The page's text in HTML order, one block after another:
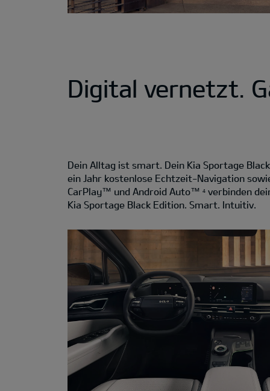
Digital vernetzt.
Dein Alltag ist smart. Dein Kia Sportage
ein Jahr kostenlose Echtzeit-Navigation
CarPlay™ und Android Auto™ 4 verbinden
Kia Sportage Black Edition. Smart. Intuitiv.